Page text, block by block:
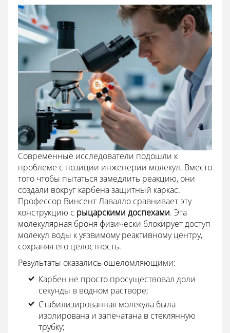
Современные исследователи подошли к
проблеме с позиции инженерии молекул. Вместо
того чтобы пытаться замедлить реакцию, они
создали вокруг карбена защитный каркас.
Профессор Винсент Лавалло сравнивает эту
конструкцию с рыцарскими доспехами. Эта
молекулярная броня физически блокирует доступ
молекул воды к уязвимому реактивному центру,
сохраняя его целостность.
Результаты оказались ошеломляющими:
Карбен не просто просуществовал доли
секунды в водном растворе;
Стабилизированная молекула была
изолирована и запечатана в стеклянную
трубку;